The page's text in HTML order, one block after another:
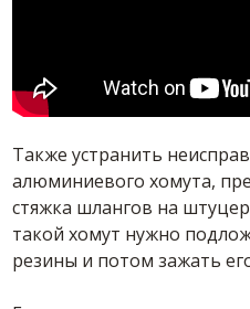
Также устранить
алюминиевого хомута,
стяжка шлангов на
такой хомут нужно
резины и потом зажать